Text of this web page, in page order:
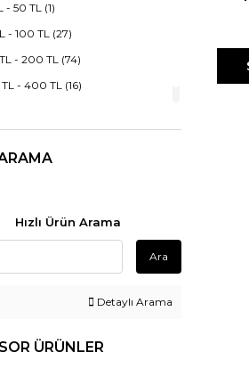
de Beautè (1)
- 50 TL (1)
- 100 TL (27)
- 200 TL (74)
- 400 TL (16)
Hızlı Ürün Arama
Ara
Detaylı Arama
ÜRÜNLER